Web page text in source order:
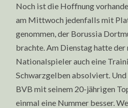
Noch ist die Hoffnung
am Mittwoch jedenfalls mit
genommen, der Borussia
brachte. Am Dienstag hatte
Nationalspieler auch eine
Schwarzgelben absolviert.
BVB mit seinem 20-jährigen
einmal eine Nummer besser.